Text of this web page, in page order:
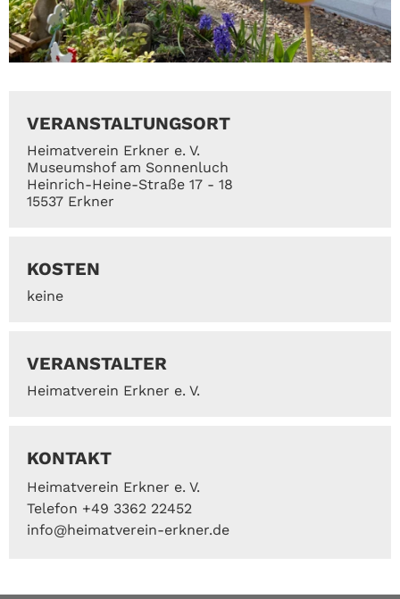
VERANSTALTUNGSORT
Heimatverein Erkner e. V.
Museumshof am Sonnenluch
Heinrich-Heine-Straße 17 - 18
15537 Erkner
KOSTEN
keine
VERANSTALTER
Heimatverein Erkner e. V.
KONTAKT
Heimatverein Erkner e. V.
Telefon +49 3362 22452
info@heimatverein-erkner.de